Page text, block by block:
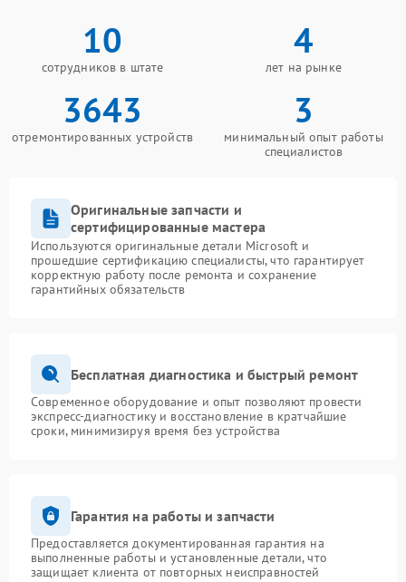
10
сотрудников в штате
4
лет на рынке
3643
отремонтированных устройств
3
минимальный опыт работы
специалистов
Оригинальные запчасти и
сертифицированные мастера
Используются оригинальные детали Microsoft и
прошедшие сертификацию специалисты, что гарантирует
корректную работу после ремонта и сохранение
гарантийных обязательств
Бесплатная диагностика и быстрый ремонт
Современное оборудование и опыт позволяют провести
экспресс-диагностику и восстановление в кратчайшие
сроки, минимизируя время без устройства
Гарантия на работы и запчасти
Предоставляется документированная гарантия на
выполненные работы и установленные детали, что
защищает клиента от повторных неисправностей